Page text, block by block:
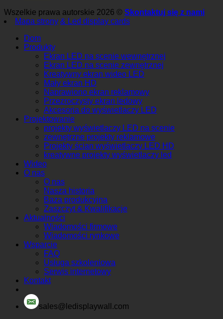
Wszelkie prawa autorskie 2026 © Skontaktuj się z nami
Mapa strony & Led display cards
Dom
Produkty
Ekran LED na scenie wewnętrznej
Ekran LED na scenie zewnętrznej
Kreatywny ekran wideo LED
Mały ekran HD
Naprawiono ekran reklamowy
Przezroczysty ekran ledowy
Akcesoria do wyświetlaczy LED
Projektowanie
projekty wyświetlaczy LED na scenie
zewnętrzne projekty reklamowe
Projekty ścian wyświetlaczy LED HD
kreatywne projekty wyświetlaczy led
Wideo
O nas
O nas
Nasza historia
Baza produkcyjna
Zaszczyt & Kwalifikacje
Aktualności
Wiadomości firmowe
Wiadomości rynkowe
Wsparcie
FAQ
Usługa szkoleniowa
Serwis internetowy
Kontakt
sales@ledisplaywall.com